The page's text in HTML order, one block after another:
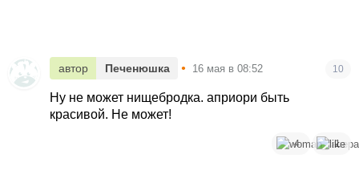
автор Печенюшка • 16 мая в 08:52 10
Ну не может нищебродка. априори быть
красивой. Не может!
4 1